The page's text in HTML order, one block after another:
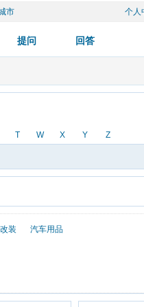
个人
市
T W X Y Z
改装 汽车用品